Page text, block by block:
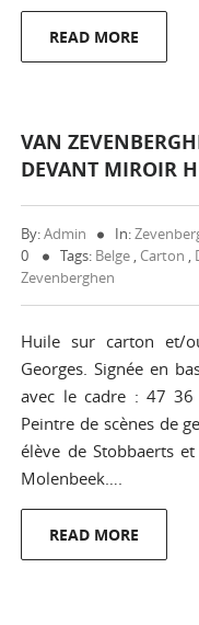
READ MORE
VAN
DEVANT MIROIR
By:Admin In:
0
Tags: Belge , Carton ,
Zevenberghen
Huile sur carton et/
Georges. Signée en
avec le cadre : 47
Peintre de scènes de
élève de Stobbaerts
Molenbeek….
READ MORE